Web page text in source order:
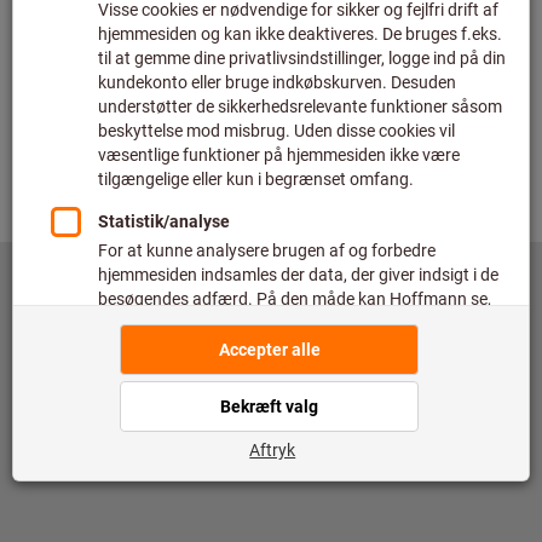
copyright by Hoffmann SE
toolscout@hoffmann-group.com
Brugerbetingelser